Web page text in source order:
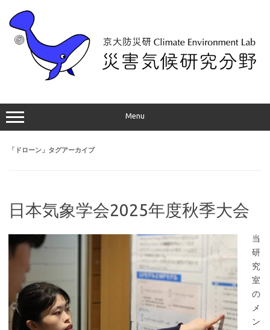
Menu
「 ドローン 」タグアーカイブ
日本気象学会2025年度秋季大会
当
研
究
室
の
メ
ン